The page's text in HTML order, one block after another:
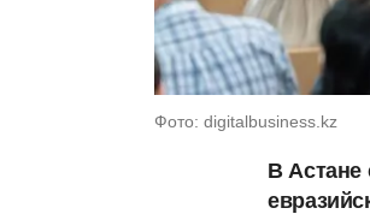
Фото: digitalbusiness.kz
В Астане